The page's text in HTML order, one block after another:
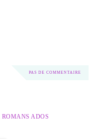
PAS DE COMMENTAIRE
ROMANS ADOS